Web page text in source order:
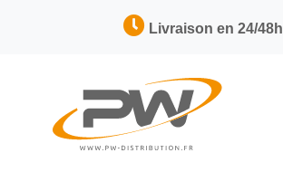
Livraison en 24/48h